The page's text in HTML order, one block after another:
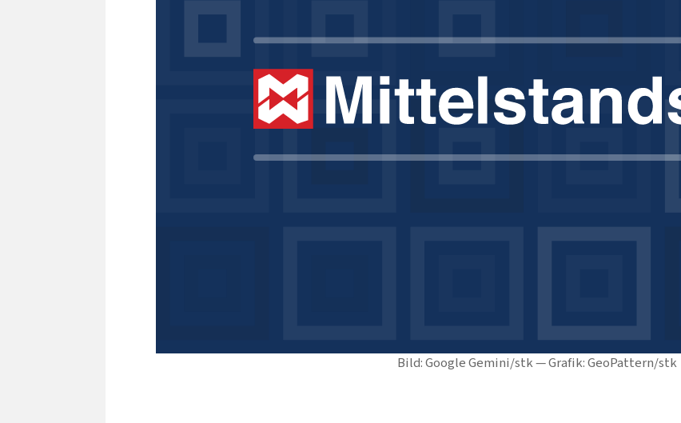
Bild: Google Gemini/stk — Grafik: GeoPattern/stk